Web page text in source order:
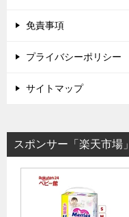
免責事項
プライバシーポリシー
サイトマップ
スポンサー「楽天市場」